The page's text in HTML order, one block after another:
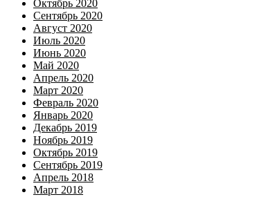
Октябрь 2020
Сентябрь 2020
Август 2020
Июль 2020
Июнь 2020
Май 2020
Апрель 2020
Март 2020
Февраль 2020
Январь 2020
Декабрь 2019
Ноябрь 2019
Октябрь 2019
Сентябрь 2019
Апрель 2018
Март 2018